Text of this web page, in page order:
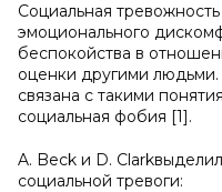
Социальная
эмоционального
беспокойства в
оценки другими людьми.
связана с такими
социальная фобия [1].
A. Beck и D.
социальной тревоги: